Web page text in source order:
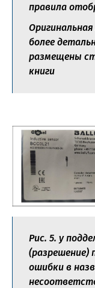
правила
более
размещены
книги
Рис. 5. у
(разрешение)
ошибки в